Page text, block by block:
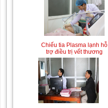
Chiếu tia Plasma lạnh hỗ
trợ điều trị vết thương